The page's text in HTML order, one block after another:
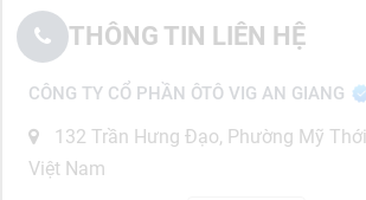
THÔNG TIN LIÊN HỆ
CÔNG TY CỔ PHẦN ÔTÔ VIG AN GIANG
132 Trần Hưng Đạo, Phường Mỹ
Việt Nam